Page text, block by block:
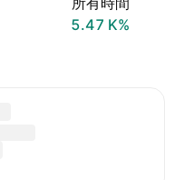
‪5.47 K‬%